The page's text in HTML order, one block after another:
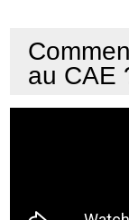
au CAE